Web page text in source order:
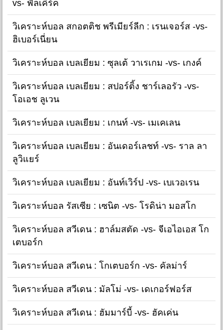
vs- ฟัลเคิร์ค
วิเคราะห์บอล สกอตติช พรีเมียร์ลีก : เรนเจอร์ส -vs-
ฮิเบอร์เนี่ยน
วิเคราะห์บอล เบลเยียม : ซุลเต้ วาเรเกม -vs- เกงค์
วิเคราะห์บอล เบลเยียม : สปอร์ติ้ง ชาร์เลอรัว -vs-
โอเอช ลูเวน
วิเคราะห์บอล เบลเยียม : เกนท์ -vs- เมเคเลน
วิเคราะห์บอล เบลเยียม : อันเดอร์เลชท์ -vs- ราล ลา
ลูวิแยร์
วิเคราะห์บอล เบลเยียม : อันท์เวิร์ป -vs- เบเวอเรน
วิเคราะห์บอล รัสเซีย : เซนิต -vs- โรดิน่า มอสโก
วิเคราะห์บอล สวีเดน : ฮาล์มสตัด -vs- จีเอไอเอส โก
เตบอร์ก
วิเคราะห์บอล สวีเดน : โกเตบอร์ก -vs- คัลม่าร์
วิเคราะห์บอล สวีเดน : มัลโม่ -vs- เดเกอร์ฟอร์ส
วิเคราะห์บอล สวีเดน : ฮัมมาร์บี้ -vs- ฮัคเค่น